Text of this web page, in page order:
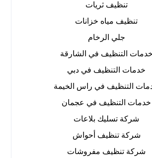
تنظيف ثريات
تنظيف مياه خزانات
جلي الرخام
خدمات التنظيف في الشارقة
خدمات التنظيف في دبي
التنظيف في راس الخيمة
خدمات التنظيف في عجمان
شركة تسليك بلاعات
شركة تنظيف أحواش
شركة تنظيف مفروشات